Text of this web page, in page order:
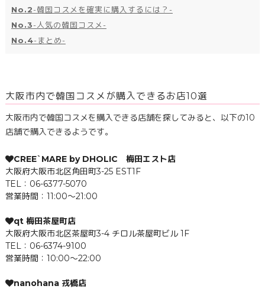
No.2-韓国コスメを確実に購入するには？-
No.3-人気の韓国コスメ-
No.4-まとめ-
大阪市内で韓国コスメが購入できるお店10選
大阪市内で韓国コスメを購入できる店舗を探してみると、以下の10
店舗で購入できるようです。
CREE`MARE by DHOLIC 梅田エスト店
大阪府大阪市北区角田町3-25 EST1F
TEL：06-6377-5070
営業時間：11:00～21:00
qt 梅田茶屋町店
大阪府大阪市北区茶屋町3-4 チロル茶屋町ビル 1F
TEL：06-6374-9100
営業時間：10:00～22:00
nanohana 戎橋店